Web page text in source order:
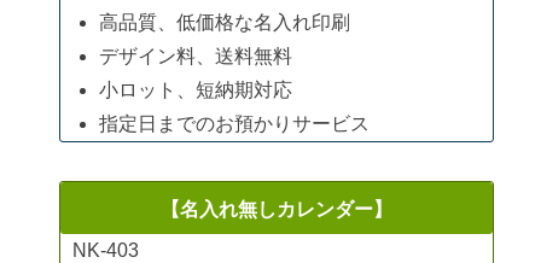
高品質、低価格な名入れ印刷
デザイン料、送料無料
小ロット、短納期対応
指定日までのお預かりサービス
【名入れ無しカレンダー】
NK-403